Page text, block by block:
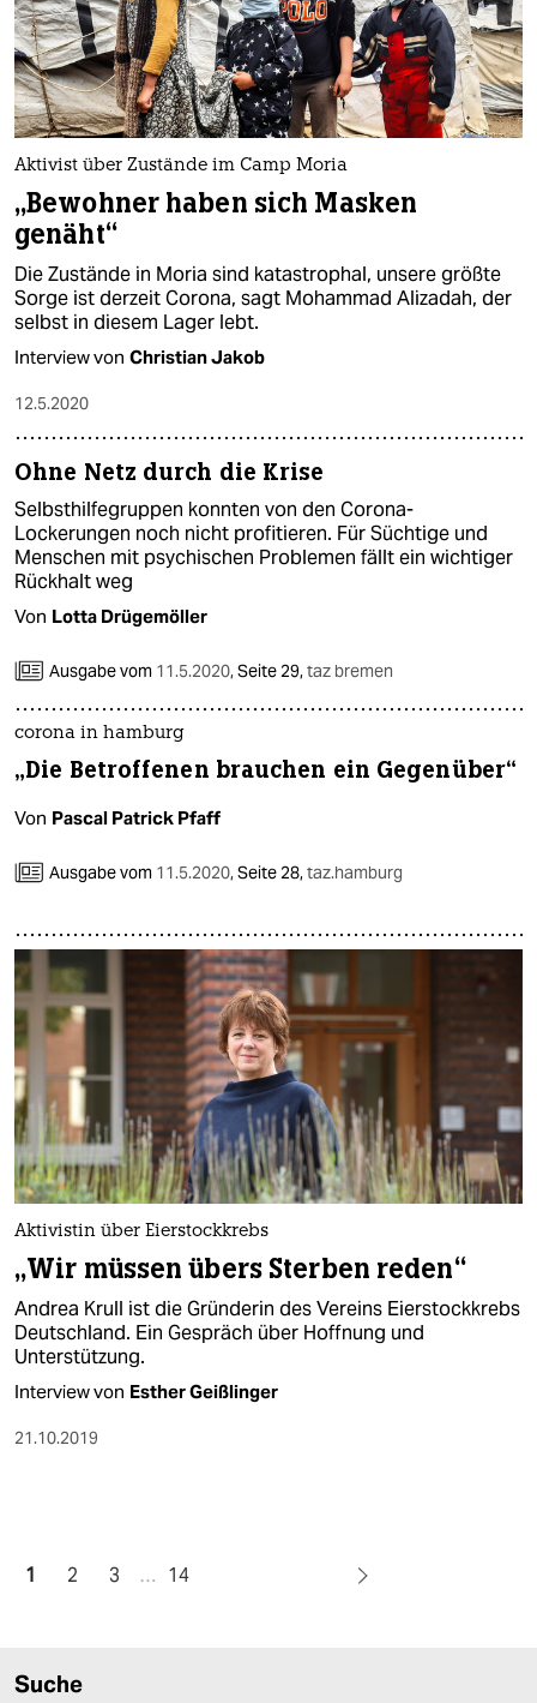
Aktivist über Zustände im Camp Moria
„Bewohner haben sich Masken
genäht“
Die Zustände in Moria sind katastrophal, unsere größte
Sorge ist derzeit Corona, sagt Mohammad Alizadah, der
selbst in diesem Lager lebt.
Interview von Christian Jakob
12.5.2020
Ohne Netz durch die Krise
Selbsthilfegruppen konnten von den Corona-
Lockerungen noch nicht profitieren. Für Süchtige und
Menschen mit psychischen Problemen fällt ein wichtiger
Rückhalt weg
Von Lotta Drügemöller
Ausgabe vom 11.5.2020,Seite 29,taz bremen
corona in hamburg
„Die Betroffenen brauchen ein Gegenüber“
Von Pascal Patrick Pfaff
Ausgabe vom 11.5.2020,Seite 28,taz.hamburg
Aktivistin über Eierstockkrebs
„Wir müssen übers Sterben reden“
Andrea Krull ist die Gründerin des Vereins Eierstockkrebs
Deutschland. Ein Gespräch über Hoffnung und
Unterstützung.
Interview von Esther Geißlinger
21.10.2019
1 2 3 … 14
Suche